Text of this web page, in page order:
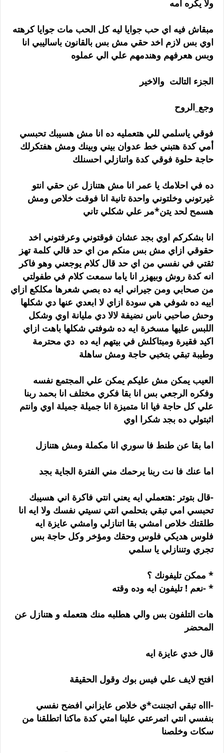
ولا يكره امه
مبقاش فيه اي حب جوايا ليه كل الحب مات جوايا كرهته
اوي بس لازم اخد حقي مش بس بالقانون باساليبي انا
وبس هعرفهم وهندمهم علي الي عملوه
الجزء التالت والاخير
وجع_الروح
فوقي ياسلمي للي هتعمليه ده انا مش هسيبك تحبسي
أمي كدة هتبني خط عدوان بيني وبينك ومش هفتكرلك
حاجة حلوة فوقي كدة واتنازلي احسنلك
ده في احلامك يا عمر انا مش هتنازل عن حقي انتو
غيرتوني وخلتوني واحدة تانية انا فوقت خلاص ومش
هسمح لحد يتن*مر علي شكلي تاني
انا بشكركم اوي بجد عشان فوقتوني وعرفتوني اخد
حقوقي ازاي مش بس منكم من اي حد قالي كلمة تهز
ثقتي في نفسي من اي حد قال كلام يوجعني وهو فاكر
انه كدة روش وبيهزر انا ياما سمعت كلام في طفولتي
من صحابي ومن جيراني ايه ده بصي شعرها مكلكع ازاي
اييه ده شوفي هي سودة ازاي لا ابعدي عنها دي شكلها
وحش صاحبي ناس نضيفة لالا دي مليانة اوي وشكل
اللبس عليها مسخرة ايه ده شوفتي شكلها باهت ازاي
اكيد فقيرة ومبتاكلش في بيتهم ايه ده دي محترمة
وطيبة تبقي بتخبي حاجة ومش ساهلة
العيب يمكن مش عليكم يمكن علي المجتمع نفسه
وفكره الرجعي بس انا بقا فكري مختلف انا بحمد ربنا
علي كل حاجة فيا انا متميزة انا جميلة جميلة اوي وانتم
اثبتولي ده بجد شكرا اوي
اما بقا عن طنط فا سوري انا مكملة ومش هتنازل
اما عنك فا نت ربنا يرحمك مني الفترة الجاية بجد
-قال بتوتر :هتعملي ايه يعني انتي فاكرة اني هسيبك
تحبسي امي تبقي بتحلمي انتي نسيتي نفسك ولا ايه انا
طلقتك خلاص امشي بقا اتنازلي وامشي عايزة ايه
فلوس هديكي فلوس وحقك ومؤخر وكل حاجة بس
تجري وتننازلي يا سلمي
* ممكن تليفونك ؟
* -نعم ! تليفون ايه وده وقته
هات التلفون بس والي هطلبه منك هتعمله و هتنازل عن
المحضر
قال خدي عايزة ايه
افتح لايف علي فيس بوك وقول الحقيقة
-اااه تبقي اتجننت*ي خلاص عايزاني افضح نفسي
بنفسي انتي اتمرعتي علينا امتي كدة ماكنا اتطلقنا من
سكات وخلصنا